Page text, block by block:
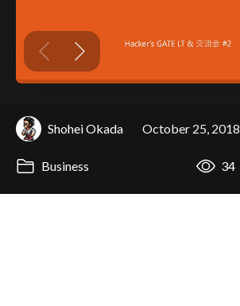
Shohei Okada October 25, 2018
Business 34